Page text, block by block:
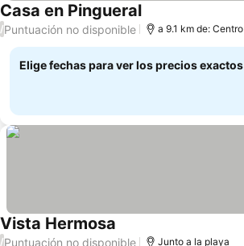
Casa en Pingueral
/Puntuación no disponible a 9.1 km de:
Elige fechas para ver los precios exactos
Vista Hermosa
/Puntuación no disponible Junto a la playa